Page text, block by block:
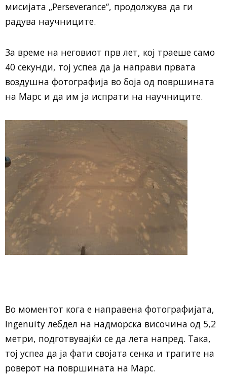
мисијата „Perseverance“, продолжува да ги
радува научниците.
За време на неговиот прв лет, кој траеше само
40 секунди, тој успеа да ја направи првата
воздушна фотографија во боја од површината
на Марс и да им ја испрати на научниците.
Во моментот кога е направена фотографијата,
Ingenuity лебдел на надморска височина од 5,2
метри, подготвувајќи се да лета напред. Така,
тој успеа да ја фати својата сенка и трагите на
роверот на површината на Марс.